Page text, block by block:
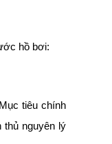
hồ bơi:
tiêu chính
thủ nguyên lý